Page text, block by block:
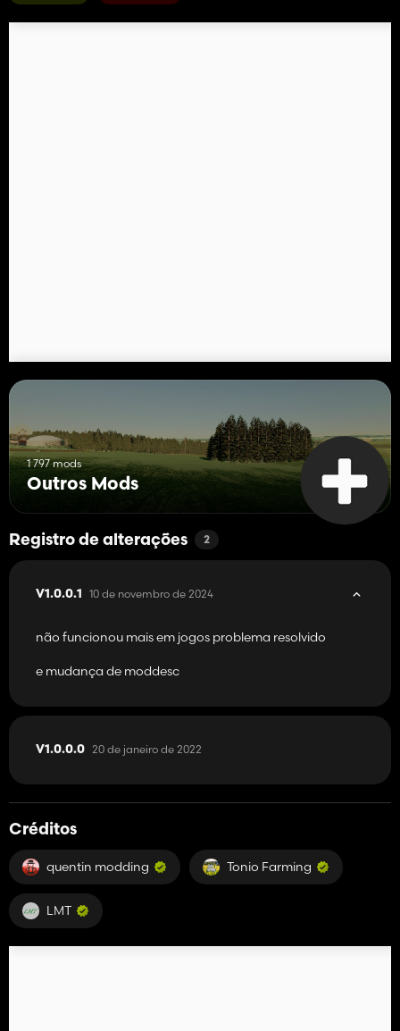
Várias alças
1 797 mods
Outros Mods
Registro de alterações 2
V1.0.0.1 10 de novembro de 2024
não funcionou mais em jogos problema resolvido
e mudança de moddesc
V1.0.0.0 20 de janeiro de 2022
Créditos
quentin modding Tonio Farming
LMT